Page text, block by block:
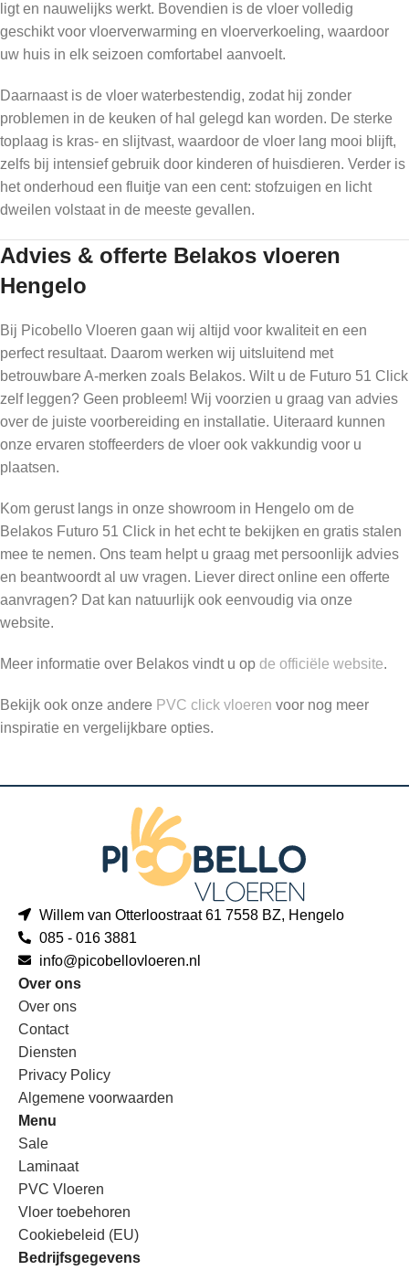
ligt en nauwelijks werkt. Bovendien is de vloer volledig
geschikt voor vloerverwarming en vloerverkoeling, waardoor
uw huis in elk seizoen comfortabel aanvoelt.
Daarnaast is de vloer waterbestendig, zodat hij zonder
problemen in de keuken of hal gelegd kan worden. De sterke
toplaag is kras- en slijtvast, waardoor de vloer lang mooi blijft,
zelfs bij intensief gebruik door kinderen of huisdieren. Verder is
het onderhoud een fluitje van een cent: stofzuigen en licht
dweilen volstaat in de meeste gevallen.
Advies & offerte Belakos vloeren
Hengelo
Bij Picobello Vloeren gaan wij altijd voor kwaliteit en een
perfect resultaat. Daarom werken wij uitsluitend met
betrouwbare A-merken zoals Belakos. Wilt u de Futuro 51 Click
zelf leggen? Geen probleem! Wij voorzien u graag van advies
over de juiste voorbereiding en installatie. Uiteraard kunnen
onze ervaren stoffeerders de vloer ook vakkundig voor u
plaatsen.
Kom gerust langs in onze showroom in Hengelo om de
Belakos Futuro 51 Click in het echt te bekijken en gratis stalen
mee te nemen. Ons team helpt u graag met persoonlijk advies
en beantwoordt al uw vragen. Liever direct online een offerte
aanvragen? Dat kan natuurlijk ook eenvoudig via onze
website.
Meer informatie over Belakos vindt u op de officiële website.
Bekijk ook onze andere PVC click vloeren voor nog meer
inspiratie en vergelijkbare opties.
Willem van Otterloostraat 61 7558 BZ, Hengelo
085 - 016 3881
info@picobellovloeren.nl
Over ons
Over ons
Contact
Diensten
Privacy Policy
Algemene voorwaarden
Menu
Sale
Laminaat
PVC Vloeren
Vloer toebehoren
Cookiebeleid (EU)
Bedrijfsgegevens